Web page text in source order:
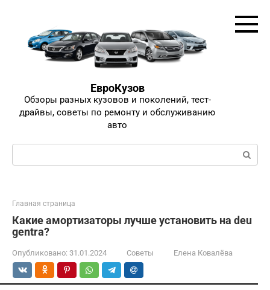
ЕвроКузов
Обзоры разных кузовов и поколений, тест-
драйвы, советы по ремонту и обслуживанию
авто
Поиск:
Главная страница
Какие амортизаторы лучше установить на deu
gentra?
Опубликовано: 31.01.2024 Советы Елена Ковалёва